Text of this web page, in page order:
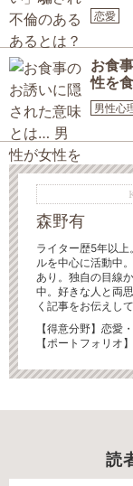
恋愛
お食
性を
男性心
森野有
ライター歴5年以
ルを中心に活動中
あり。独自の目線
中。好きな人と両
く記事をお伝えし
【得意分野】恋愛
【ポートフォリオ】
読